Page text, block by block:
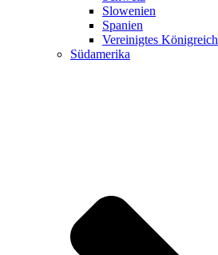
Slowenien
Spanien
Vereinigtes Königreich
Südamerika